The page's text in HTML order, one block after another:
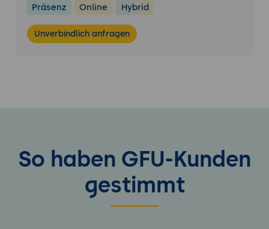
Präsenz Online Hybrid
Unverbindlich anfragen
So haben GFU-Kunden
gestimmt